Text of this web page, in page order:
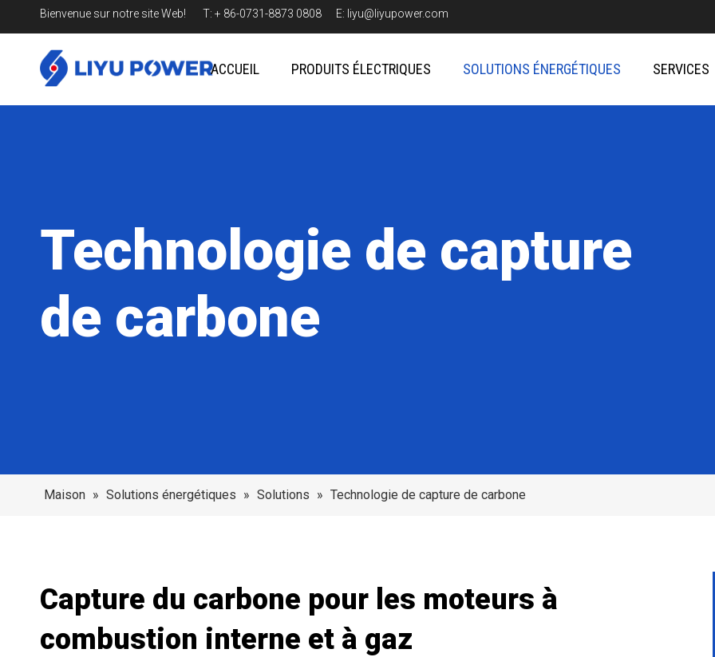
Bienvenue sur notre site Web! T: + 86-0731-8873 0808 E: liyu@liyupower.com
ACCUEIL PRODUITS ÉLECTRIQUES SOLUTIONS ÉNERGÉTIQUES SERVICES
Technologie de capture
de carbone
Maison » Solutions énergétiques » Solutions » Technologie de capture de carbone
Capture du carbone pour les moteurs à
combustion interne et à gaz